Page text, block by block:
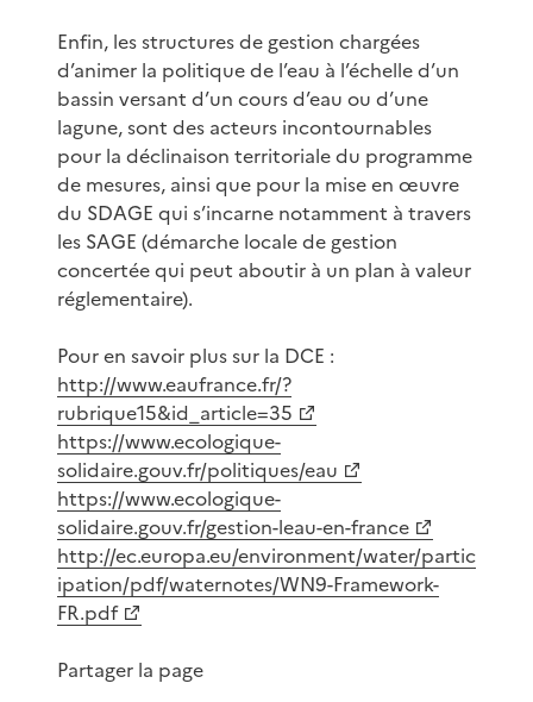
Enfin, les structures de gestion chargées
d’animer la politique de l’eau à l’échelle d’un
bassin versant d’un cours d’eau ou d’une
lagune, sont des acteurs incontournables
pour la déclinaison territoriale du programme
de mesures, ainsi que pour la mise en œuvre
du SDAGE qui s’incarne notamment à travers
les SAGE (démarche locale de gestion
concertée qui peut aboutir à un plan à valeur
réglementaire).
Pour en savoir plus sur la DCE :
http://www.eaufrance.fr/?
rubrique15&id_article=35
https://www.ecologique-
solidaire.gouv.fr/politiques/eau
https://www.ecologique-
solidaire.gouv.fr/gestion-leau-en-france
http://ec.europa.eu/environment/water/partic
ipation/pdf/waternotes/WN9-Framework-
FR.pdf
Partager la page